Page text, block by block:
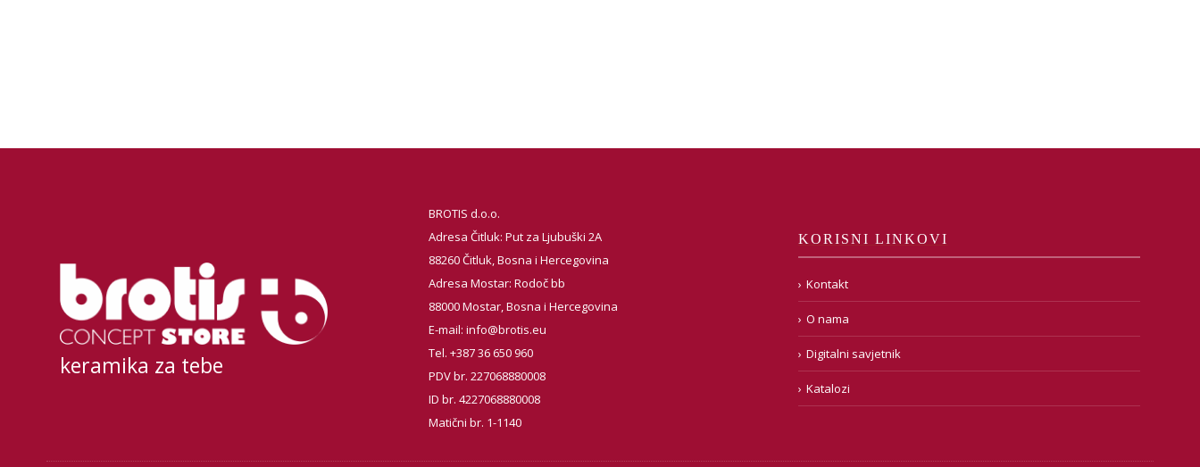
keramika za tebe
BROTIS d.o.o.
Adresa Čitluk: Put za Ljubuški 2A
88260 Čitluk, Bosna i Hercegovina
Adresa Mostar: Rodoč bb
88000 Mostar, Bosna i Hercegovina
E-mail:info@brotis.eu
Tel. +387 36 650 960
PDV br. 227068880008
ID br. 4227068880008
Matični br. 1-1140
KORISNI LINKOVI
Kontakt
O nama
Digitalni savjetnik
Katalozi